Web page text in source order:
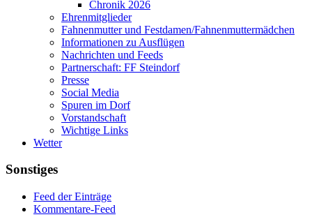
Chronik 2026
Ehrenmitglieder
Fahnenmutter und Festdamen/Fahnenmuttermädchen
Informationen zu Ausflügen
Nachrichten und Feeds
Partnerschaft: FF Steindorf
Presse
Social Media
Spuren im Dorf
Vorstandschaft
Wichtige Links
Wetter
Sonstiges
Feed der Einträge
Kommentare-Feed